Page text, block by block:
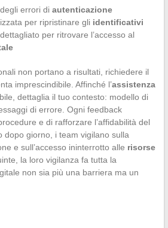
errori di autenticazione
per ripristinare gli identificativi
per ritrovare l’accesso al
non portano a risultati, richiedere il
imprescindibile. Affinché l’assistenza
dettaglia il tuo contesto: modello di
di errore. Ogni feedback
e di rafforzare l’affidabilità del
dopo giorno, i team vigilano sulla
e sull’accesso ininterrotto alle risorse
la loro vigilanza fa tutta la
non sia più una barriera ma un